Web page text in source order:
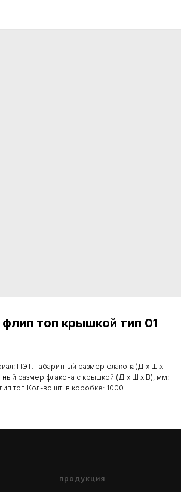
топ крышкой тип 01
ПЭТ. Габаритный размер флакона(Д х Ш х
размер флакона с крышкой (Д х Ш х В), мм:
топ Кол-во шт. в коробке: 1000
продукция